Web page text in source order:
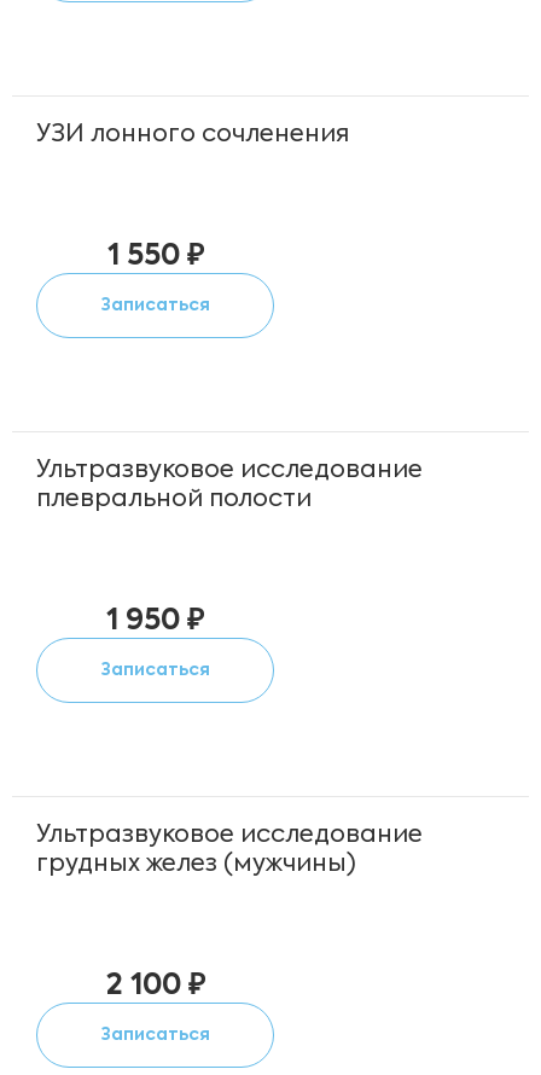
УЗИ лонного сочленения
1 550 ₽
Записаться
Ультразвуковое исследование
плевральной полости
1 950 ₽
Записаться
Ультразвуковое исследование
грудных желез (мужчины)
2 100 ₽
Записаться